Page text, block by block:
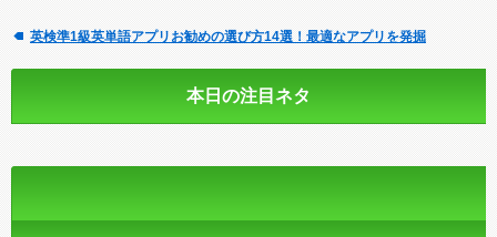
英検準1級英単語アプリお勧めの選び方14選！最適なアプリを発掘
本日の注目ネタ